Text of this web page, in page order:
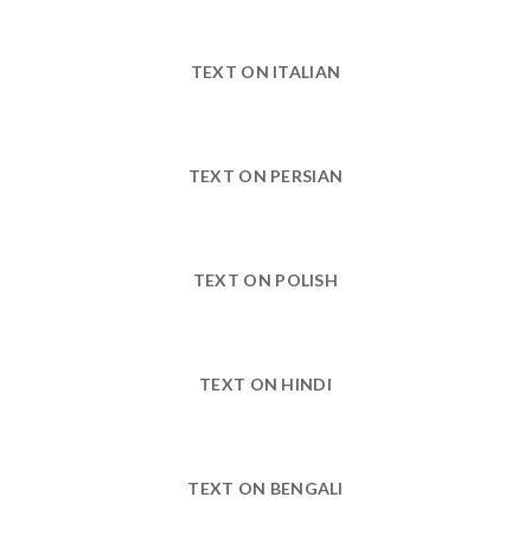
TEXT ON ITALIAN
TEXT ON PERSIAN
TEXT ON POLISH
TEXT ON HINDI
TEXT ON BENGALI